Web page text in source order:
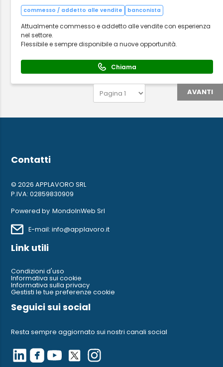
commesso / addetto alle vendite banconista
Attualmente commesso e addetto alle vendite con esperienza
nel settore.
Flessibile e sempre disponibile a nuove opportunità.
Chiama
AVANTI
Contatti
© 2026 APPLAVORO SRL
P.IVA: 02859830909
Powered by MondoInWeb Srl
E-mail: info@applavoro.it
Link utili
Condizioni d'uso
Informativa sui cookie
Informativa sulla privacy
Gestisti le tue preferenze cookie
Seguici sui social
Resta sempre aggiornato sui nostri canali social